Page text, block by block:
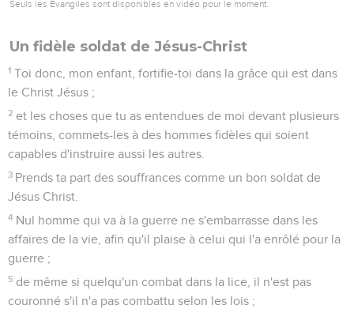
Seuls les Évangiles sont disponibles en vidéo pour le moment.
Un fidèle soldat de Jésus-Christ
1 Toi donc, mon enfant, fortifie-toi dans la grâce qui est dans
le Christ Jésus ;
2 et les choses que tu as entendues de moi devant plusieurs
témoins, commets-les à des hommes fidèles qui soient
capables d'instruire aussi les autres.
3 Prends ta part des souffrances comme un bon soldat de
Jésus Christ.
4 Nul homme qui va à la guerre ne s'embarrasse dans les
affaires de la vie, afin qu'il plaise à celui qui l'a enrôlé pour la
guerre ;
5 de même si quelqu'un combat dans la lice, il n'est pas
couronné s'il n'a pas combattu selon les lois ;